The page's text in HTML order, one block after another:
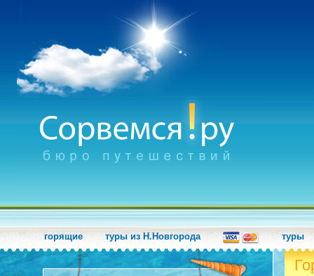
горящие туры из Н.Новгорода туры